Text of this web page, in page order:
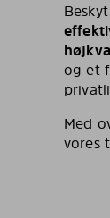
og et
Med
vores